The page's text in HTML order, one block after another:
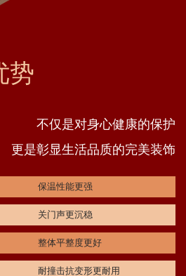
势
不仅是对身心健康的保护
更是彰显生活品质的完美装饰
保温性能更强
关门声更沉稳
整体平整度更好
耐撞击抗变形更耐用